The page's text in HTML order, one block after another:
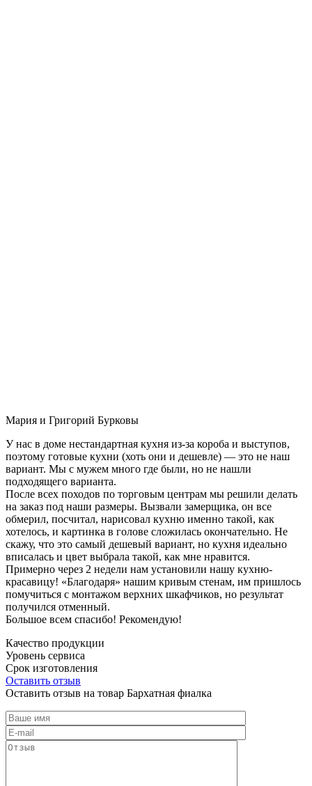
Мария и Григорий Бурковы
У нас в доме нестандартная кухня из-за короба и выступов,
поэтому готовые кухни (хоть они и дешевле) — это не наш
вариант. Мы с мужем много где были, но не нашли
подходящего варианта.
После всех походов по торговым центрам мы решили делать
на заказ под наши размеры. Вызвали замерщика, он все
обмерил, посчитал, нарисовал кухню именно такой, как
хотелось, и картинка в голове сложилась окончательно. Не
скажу, что это самый дешевый вариант, но кухня идеально
вписалась и цвет выбрала такой, как мне нравится.
Примерно через 2 недели нам установили нашу кухню-
красавицу! «Благодаря» нашим кривым стенам, им пришлось
помучиться с монтажом верхних шкафчиков, но результат
получился отменный.
Большое всем спасибо! Рекомендую!
Качество продукции
Уровень сервиса
Срок изготовления
Оставить отзыв
Оставить отзыв на товар Бархатная фиалка